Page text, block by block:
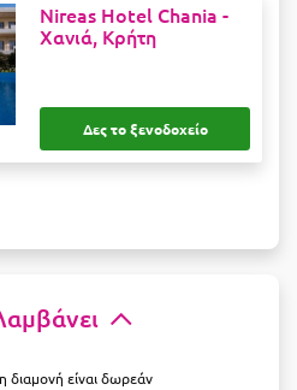
Nireas Hotel Chania -
Χανιά, Κρήτη
Δες το ξενοδοχείο
διαμονή είναι δωρεάν